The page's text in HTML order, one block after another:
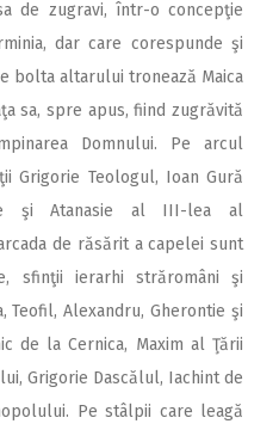
de zugravi, într-o concepţie
dar care corespunde şi
bolta altarului tronează Maica
sa, spre apus, fiind zugrăvită
Domnului. Pe arcul
Grigorie Teologul, Ioan Gură
şi Atanasie al III-lea al
de răsărit a capelei sunt
sfinţii ierarhi străromâni şi
Teofil, Alexandru, Gherontie şi
de la Cernica, Maxim al Ţării
Grigorie Dascălul, Iachint de
Pe stâlpii care leagă